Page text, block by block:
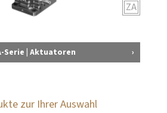
ZA
Serie | Aktuatoren
zur Ihrer Auswahl